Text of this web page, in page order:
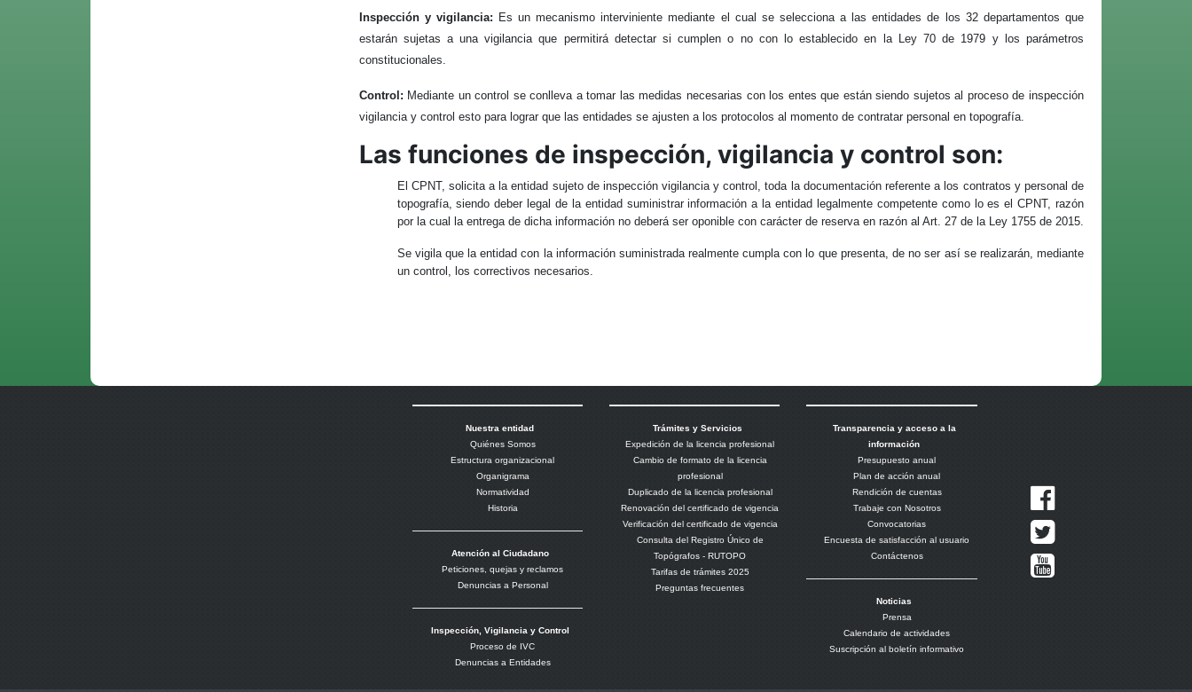
Inspección y vigilancia: Es un mecanismo interviniente mediante el cual se selecciona a las entidades de los 32 departamentos que
estarán sujetas a una vigilancia que permitirá detectar si cumplen o no con lo establecido en la Ley 70 de 1979 y los parámetros
constitucionales.
Control: Mediante un control se conlleva a tomar las medidas necesarias con los entes que están siendo sujetos al proceso de inspección
vigilancia y control esto para lograr que las entidades se ajusten a los protocolos al momento de contratar personal en topografía.
Las funciones de inspección, vigilancia y control son:
El CPNT, solicita a la entidad sujeto de inspección vigilancia y control, toda la documentación referente a los contratos y personal de
topografía, siendo deber legal de la entidad suministrar información a la entidad legalmente competente como lo es el CPNT, razón
por la cual la entrega de dicha información no deberá ser oponible con carácter de reserva en razón al Art. 27 de la Ley 1755 de 2015.
Se vigila que la entidad con la información suministrada realmente cumpla con lo que presenta, de no ser así se realizarán, mediante
un control, los correctivos necesarios.
Nuestra entidad
Quiénes Somos
Estructura organizacional
Organigrama
Normatividad
Historia
Atención al Ciudadano
Peticiones, quejas y reclamos
Denuncias a Personal
Inspección, Vigilancia y Control
Proceso de IVC
Denuncias a Entidades
Trámites y Servicios
Expedición de la licencia profesional
Cambio de formato de la licencia
profesional
Duplicado de la licencia profesional
Renovación del certificado de vigencia
Verificación del certificado de vigencia
Consulta del Registro Único de
Topógrafos - RUTOPO
Tarifas de trámites 2025
Preguntas frecuentes
Transparencia y acceso a la
información
Presupuesto anual
Plan de acción anual
Rendición de cuentas
Trabaje con Nosotros
Convocatorias
Encuesta de satisfacción al usuario
Contáctenos
Noticias
Prensa
Calendario de actividades
Suscripción al boletín informativo